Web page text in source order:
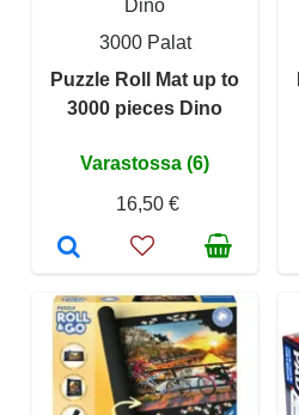
Dino
3000 Palat
Puzzle Roll Mat up to
3000 pieces Dino
Varastossa (6)
16,50 €